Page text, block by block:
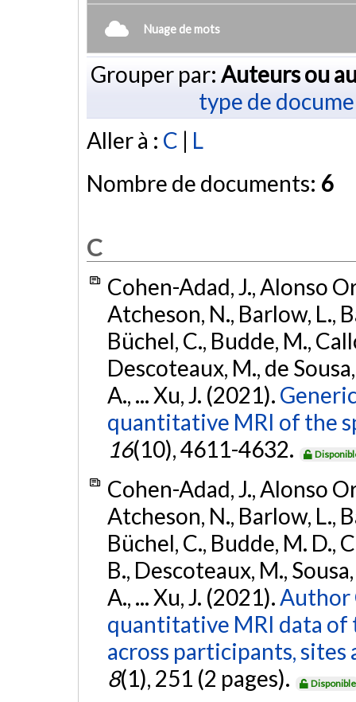
Nuage de mots
Grouper par: Auteurs ou
type de
Aller à : C | L
Nombre de documents: 6
C
Cohen-Adad, J., Alonso
Atcheson, N., Barlow, L.,
Büchel, C., Budde, M.,
Descoteaux, M., de
A., ... Xu, J. (2021).
quantitative MRI of the
16(10), 4611-4632.
Cohen-Adad, J., Alonso
Atcheson, N., Barlow, L.,
Büchel, C., Budde, M. D.,
B., Descoteaux, M.,
A., ... Xu, J. (2021). Author
quantitative MRI data
across participants,
8(1), 251 (2 pages). Disponible